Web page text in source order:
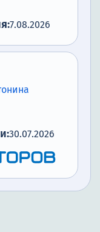
7.08.2026
30.07.2026